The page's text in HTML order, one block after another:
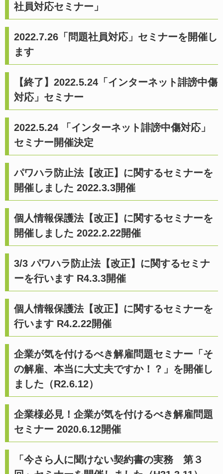
社員対応セミナー」
2022.7.26「問題社員対応」セミナーを開催し
ます
【終了】2022.5.24「インターネット誹謗中傷
対応」セミナー
2022.5.24 「インターネット誹謗中傷対応」
セミナー開催決定
パワハラ防止法【改正】に関するセミナーを
開催しました 2022.3.3開催
個人情報保護法【改正】に関するセミナーを
開催しました 2022.2.22開催
3/3 パワハラ防止法【改正】に関するセミナ
ーを行います R4.3.3開催
個人情報保護法【改正】に関するセミナーを
行います R4.2.22開催
企業が気を付けるべき解雇問題セミナー「そ
の解雇、本当に大丈夫ですか！？」を開催し
ました（R2.6.12）
企業様必見！企業が気を付けるべき解雇問題
セミナー 2020.6.12開催
「今さら人に聞けない契約書の実務 第３